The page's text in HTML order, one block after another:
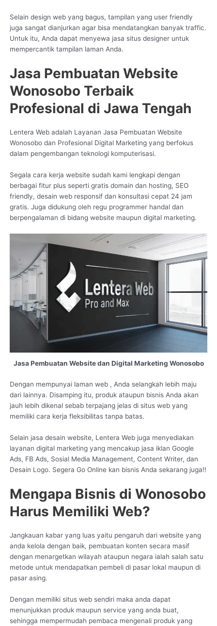
Selain design web yang bagus, tampilan yang user friendly
juga sangat dianjurkan agar bisa mendatangkan banyak traffic.
Untuk itu, Anda dapat menyewa jasa situs designer untuk
mempercantik tampilan laman Anda.
Jasa Pembuatan Website
Wonosobo Terbaik
Profesional di Jawa Tengah
Lentera Web adalah Layanan Jasa Pembuatan Website
Wonosobo dan Profesional Digital Marketing yang berfokus
dalam pengembangan teknologi komputerisasi.
Segala cara kerja website sudah kami lengkapi dengan
berbagai fitur plus seperti gratis domain dan hosting, SEO
friendly, desain web responsif dan konsultasi cepat 24 jam
gratis. Juga didukung oleh regu programmer handal dan
berpengalaman di bidang website maupun digital marketing.
Jasa Pembuatan Website dan Digital Marketing Wonosobo
Dengan mempunyai laman web , Anda selangkah lebih maju
dari lainnya. Disamping itu, produk ataupun bisnis Anda akan
jauh lebih dikenal sebab terpajang jelas di situs web yang
memiliki cara kerja fleksibilitas tanpa batas.
Selain jasa desain website, Lentera Web juga menyediakan
layanan digital marketing yang mencakup jasa iklan Google
Ads, FB Ads, Sosial Media Management, Content Writer, dan
Desain Logo. Segera Go Online kan bisnis Anda sekarang juga!!
Mengapa Bisnis di Wonosobo
Harus Memiliki Web?
Jangkauan kabar yang luas yaitu pengaruh dari website yang
anda kelola dengan baik, pembuatan konten secara masif
dengan menargetkan wilayah ataupun negara ialah salah satu
metode untuk mendapatkan pembeli di pasar lokal maupun di
pasar asing.
Dengan memiliki situs web sendiri maka anda dapat
menunjukkan produk maupun service yang anda buat,
sehingga mempermudah pembaca mengenali produk yang